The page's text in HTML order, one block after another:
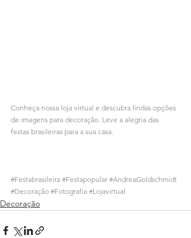
Conheça nossa loja virtual e descubra lindas opções
de imagens para decoração. Leve a alegria das
festas brasileiras para a sua casa.
#Festabrasileira #Festapopular #AndreaGoldschmidt
#Decoração #Fotografia #Lojavirtual
Decoração